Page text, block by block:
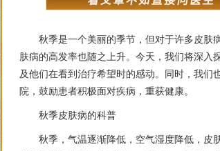
秋季是一个美丽的季节，但对于许多皮肤
肤病的高发率也随之上升。今天，我们将深入
及他们在看到治疗希望时的感动。同时，我
院，鼓励患者积极面对疾病，重获健康。
秋季皮肤病的科普
秋季，气温逐渐降低，空气湿度降低，皮